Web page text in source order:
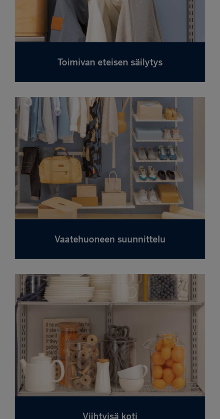
Toimivan eteisen säilytys
Vaatehuoneen suunnittelu
Viihtyisä koti